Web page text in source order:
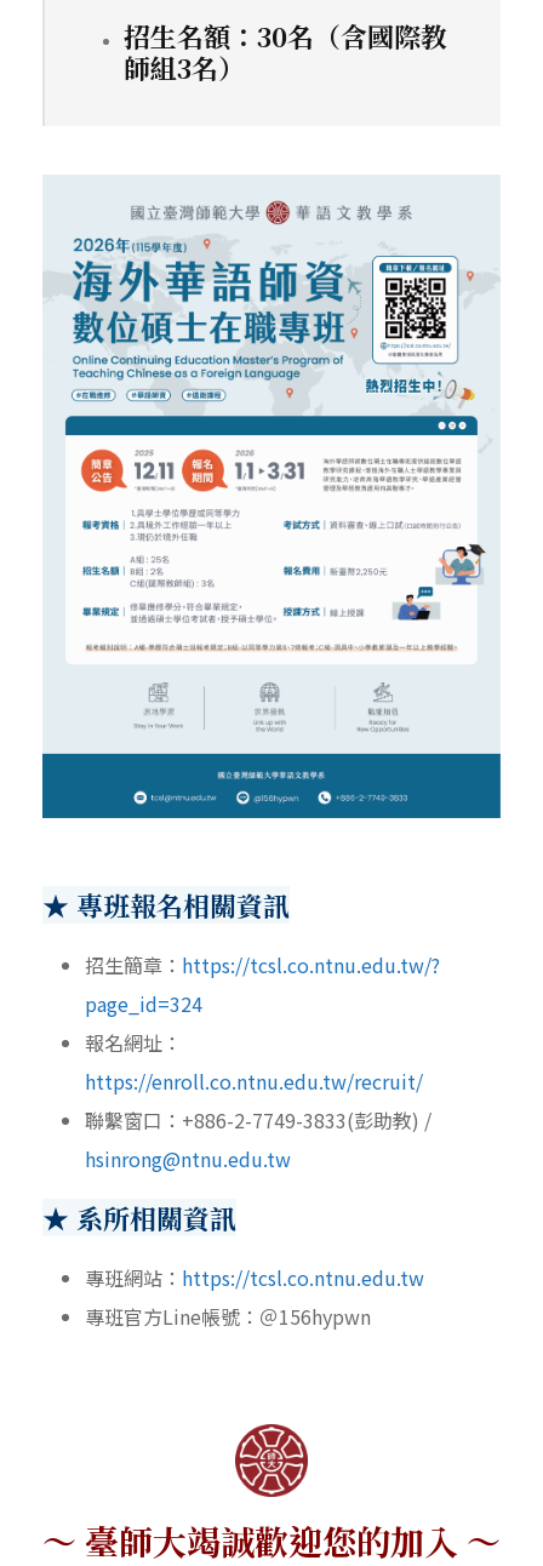
招生名額：30名（含國際教
師組3名）
★ 專班報名相關資訊
招生簡章： https://tcsl.co.ntnu.edu.tw/?
page_id=324
報名網址：
https://enroll.co.ntnu.edu.tw/recruit/
聯繫窗口：+886-2-7749-3833(彭助教) /
hsinrong@ntnu.edu.tw
★ 系所相關資訊
專班網站： https://tcsl.co.ntnu.edu.tw
專班官方Line帳號：＠156hypwn
～ 臺師大竭誠歡迎您的加入 ～